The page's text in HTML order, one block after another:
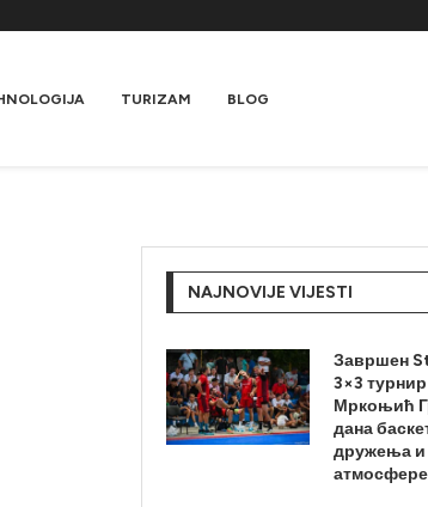
TURIZAM BLOG
NAJNOVIJE VIJESTI
Завршен
3×3
Мркоњић
дана
дружења и
атмосфере